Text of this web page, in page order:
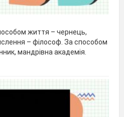
життя – чернець,
– філософ. За способом
мандрівна академія.